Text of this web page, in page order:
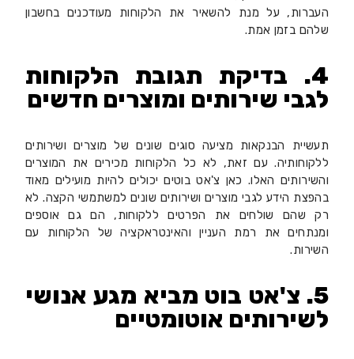
העברות, על מנת להשאיר את הלקוחות מעודכנים בחשבון
שלהם בזמן אמת.
4. בדיקת תגובת הלקוחות
לגבי שירותים ומוצרים חדשים
תעשיית הבנקאות מציעה סוגים שונים של מוצרים ושירותים
ללקוחותיה. עם זאת, לא כל הלקוחות מכירים את המוצרים
והשירותים האלו. כאן צ'אט בוטים יכולים להיות מועילים מאוד
בהפצת הידע לגבי מוצרים ושירותים שונים למשתמשי הקצה. לא
רק שהם שולחים את הפרטים ללקוחות, הם גם אוספים
ומנתחים את רמת העניין והאינטראקציה של הלקוחות עם
השירות.
5. צ'אט בוט מביא מגע אנושי
לשירותים אוטומטיים